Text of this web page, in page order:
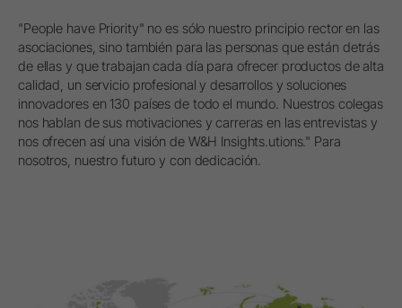
"People have Priority" no es sólo nuestro principio rector en las
asociaciones, sino también para las personas que están detrás
de ellas y que trabajan cada día para ofrecer productos de alta
calidad, un servicio profesional y desarrollos y soluciones
innovadores en 130 países de todo el mundo. Nuestros colegas
nos hablan de sus motivaciones y carreras en las entrevistas y
nos ofrecen así una visión de W&H Insights.utions." Para
nosotros, nuestro futuro y con dedicación.